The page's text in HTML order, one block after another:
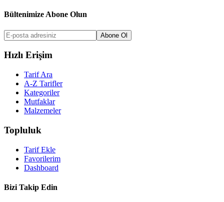
Bültenimize Abone Olun
Abone Ol
Hızlı Erişim
Tarif Ara
A-Z Tarifler
Kategoriler
Mutfaklar
Malzemeler
Topluluk
Tarif Ekle
Favorilerim
Dashboard
Bizi Takip Edin